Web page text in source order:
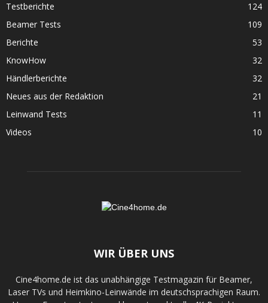
Testberichte
124
Beamer Tests
109
Berichte
53
KnowHow
32
Händlerberichte
32
Neues aus der Redaktion
21
Leinwand Tests
11
Videos
10
WIR ÜBER UNS
Cine4home.de ist das unabhängige Testmagazin für Beamer,
Laser TVs und Heimkino-Leinwände im deutschsprachigen Raum.